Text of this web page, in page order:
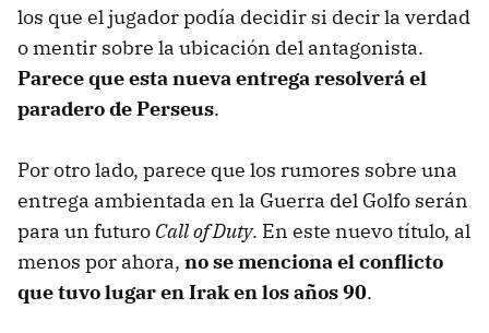
los que el jugador podía decidir si decir la verdad
o mentir sobre la ubicación del antagonista.
Parece que esta nueva entrega resolverá el
paradero de Perseus.
Por otro lado, parece que los rumores sobre una
entrega ambientada en la Guerra del Golfo serán
para un futuro Call of Duty. En este nuevo título, al
menos por ahora, no se menciona el conflicto
que tuvo lugar en Irak en los años 90.